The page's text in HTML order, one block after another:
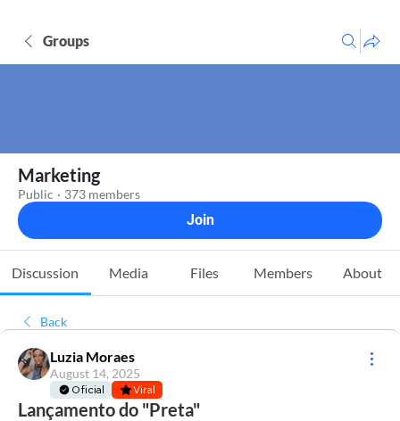
Groups
Marketing
Public · 373 members
Join
Discussion Media Files Members About
Back
Luzia Moraes
August 14, 2025
Oficial Viral
Lançamento do "Preta"